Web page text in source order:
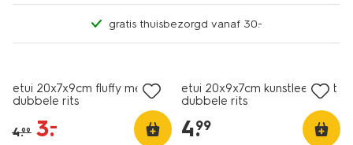
gratis thuisbezorgd vanaf 30.-
etui 20x7x9cm fluffy met
dubbele rits
4.99 3.
–
etui 20x9x7cm kunstleer met
dubbele rits
4.
99